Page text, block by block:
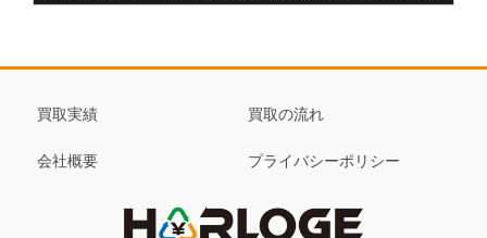
買取実績 買取の流れ
会社概要 プライバシーポリシー